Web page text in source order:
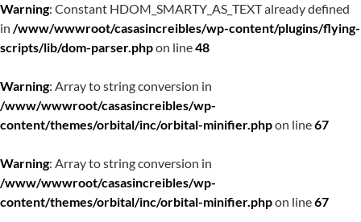
Warning: Constant HDOM_SMARTY_AS_TEXT already defined
in /www/wwwroot/casasincreibles/wp-content/plugins/flying-
scripts/lib/dom-parser.phpon line48
Warning: Array to string conversion in
/www/wwwroot/casasincreibles/wp-
content/themes/orbital/inc/orbital-minifier.phpon line67
Warning: Array to string conversion in
/www/wwwroot/casasincreibles/wp-
content/themes/orbital/inc/orbital-minifier.phpon line67